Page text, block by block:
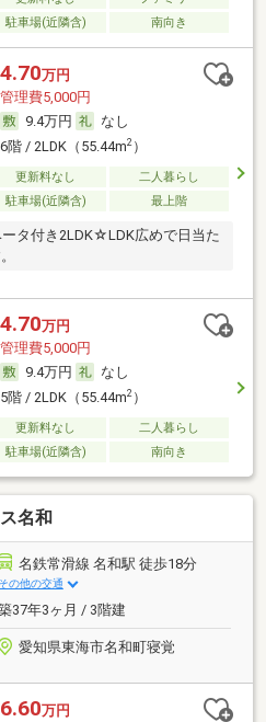
駐車場(近隣含) 南向き
4.70万円
管理費5,000円
9.4万円
なし
6階 / 2LDK（55.44m2）
更新料なし
二人暮らし
駐車場(近隣含) 最上階
タ付き2LDK☆LDK広めで日当た
4.70万円
管理費5,000円
9.4万円
なし
5階 / 2LDK（55.44m2）
更新料なし
二人暮らし
駐車場(近隣含) 南向き
名和
名鉄常滑線 名和駅 徒歩18分
その他の交通
37年3ヶ月 / 3階建
愛知県東海市名和町寝覚
6.60万円